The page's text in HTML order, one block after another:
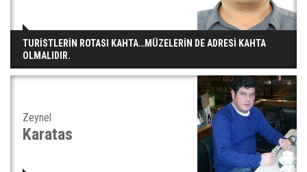
TURİSTLERİN ROTASI KAHTA…MÜZELERİN DE ADRESİ KAHTA
OLMALIDIR.
Zeynel
Karatas